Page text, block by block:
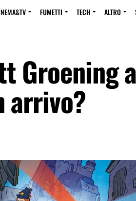
FUMETTI TECH ALTRO
Groening
arrivo?